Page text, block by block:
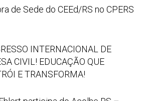
de Sede do CEEd/RS no CPERS
INTERNACIONAL DE
CIVIL! EDUCAÇÃO QUE
E TRANSFORMA!